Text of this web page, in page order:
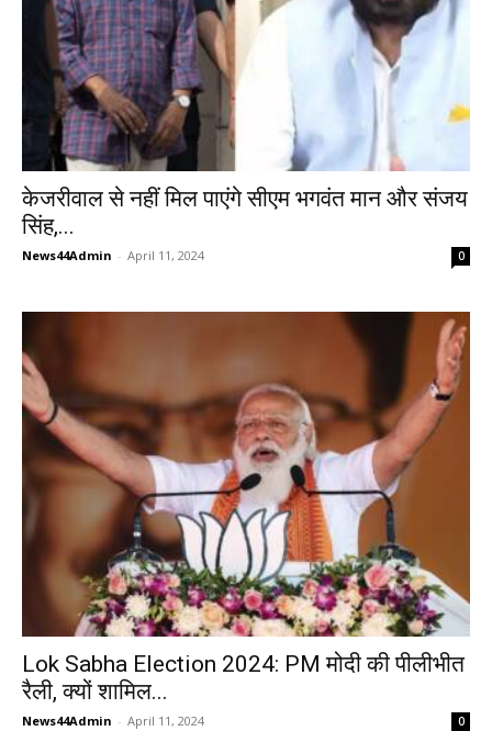
केजरीवाल से नहीं मिल पाएंगे सीएम भगवंत मान और संजय
सिंह,...
News44Admin - April 11, 2024 0
Lok Sabha Election 2024: PM मोदी की पीलीभीत
रैली, क्यों शामिल...
News44Admin - April 11, 2024 0